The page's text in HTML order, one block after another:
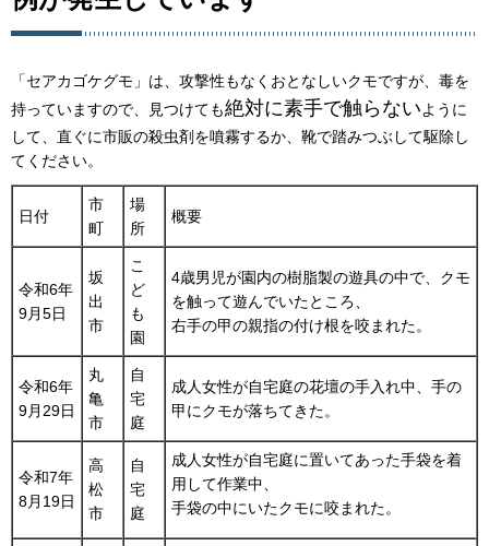
「セアカゴケグモ」は、攻撃性もなくおとなしいクモですが、毒を
持っていますので、見つけても絶対に素手で触らないように
して、直ぐに市販の殺虫剤を噴霧するか、靴で踏みつぶして駆除し
てください。
日付
市
町
場
所
概要
令和6年
9月5日
坂
出
市
こ
ど
も
園
4歳男児が園内の樹脂製の遊具の中で、クモ
を触って遊んでいたところ、
右手の甲の親指の付け根を咬まれた。
令和6年
9月29日
丸
亀
市
自
宅
庭
成人女性が自宅庭の花壇の手入れ中、手の
甲にクモが落ちてきた。
令和7年
8月19日
高
松
市
自
宅
庭
成人女性が自宅庭に置いてあった手袋を着
用して作業中、
手袋の中にいたクモに咬まれた。